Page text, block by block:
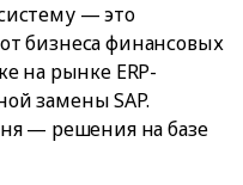
— это
бизнеса финансовых
на рынке ERP-
замены SAP.
— решения на базе